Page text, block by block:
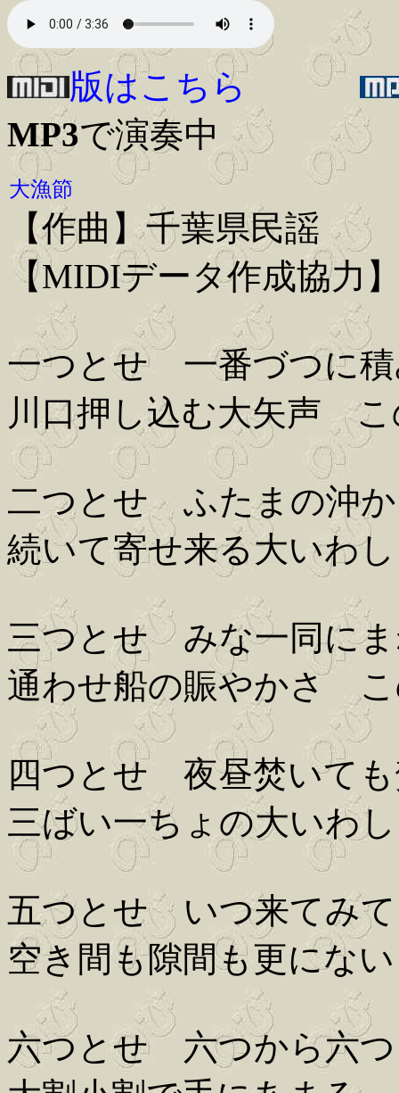
版はこちら
MP3で演奏中
大漁節
【作曲】千葉県民謡
【MIDIデータ作成協力
一つとせ 一番づつに
川口押し込む大矢声
二つとせ ふたまの沖
続いて寄せ来る大いわ
三つとせ みな一同に
通わせ船の賑やかさ こ
四つとせ 夜昼焚いて
三ばい一ちょの大いわ
五つとせ いつ来てみ
空き間も隙間も更にな
六つとせ 六つから六つ